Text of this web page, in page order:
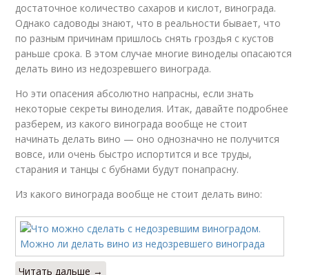
достаточное количество сахаров и кислот, винограда.
Однако садоводы знают, что в реальности бывает, что
по разным причинам пришлось снять гроздья с кустов
раньше срока. В этом случае многие виноделы опасаются
делать вино из недозревшего винограда.
Но эти опасения абсолютно напрасны, если знать
некоторые секреты виноделия. Итак, давайте подробнее
разберем, из какого винограда вообще не стоит
начинать делать вино — оно однозначно не получится
вовсе, или очень быстро испортится и все труды,
старания и танцы с бубнами будут понапрасну.
Из какого винограда вообще не стоит делать вино:
Читать дальше →